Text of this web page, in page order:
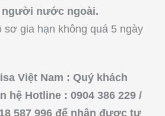
người nước ngoài.
gia hạn không quá 5 ngày
Việt Nam : Quý khách
hệ Hotline : 0904 386 229 /
587 996 để nhận được tư